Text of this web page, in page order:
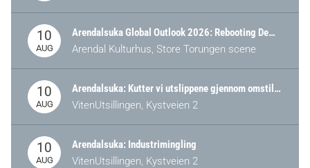
10
AUG
Arendalsuka Global Outlook 2026: Rebooting Democracy for a New World Order
Arendal Kulturhus, Store Torungen scene
10
AUG
Arendalsuka: Kutter vi utslippene gjennom omstilling – eller tap av industri?
VitenUtsillingen, Kystveien 2
10
AUG
Arendalsuka: Industrimingling
VitenUtsillingen, Kystveien 2